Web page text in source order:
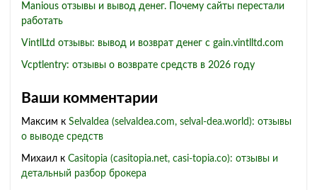
Manious отзывы и вывод денег. Почему сайты перестали
работать
VintlLtd отзывы: вывод и возврат денег с gain.vintlltd.com
Vcptlentry: отзывы о возврате средств в 2026 году
Ваши комментарии
Максим к Selvaldea (selvaldea.com, selval-dea.world): отзывы
о выводе средств
Михаил к Casitopia (casitopia.net, casi-topia.co): отзывы и
детальный разбор брокера